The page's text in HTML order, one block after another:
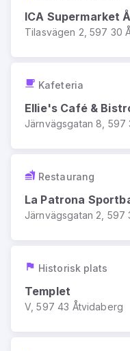
ICA Supermarket
Tilasvägen 2, 597 30
Kafeteria
Ellie's Café &
Järnvägsgatan 8, 597
Restaurang
La Patrona
Järnvägsgatan 2, 597
Historisk plats
Templet
V, 597 43 Åtvidaberg